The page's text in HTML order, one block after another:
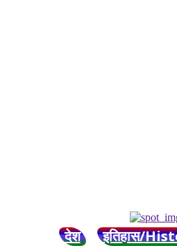
देश इतिहास/